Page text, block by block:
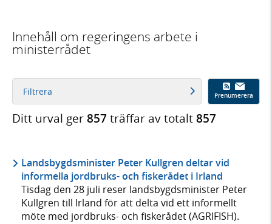
Innehåll om regeringens arbete i
ministerrådet
Filtrera Prenumerera
Ditt urval ger857 träffar av totalt857
Landsbygdsminister Peter Kullgren deltar vid
informella jordbruks- och fiskerådet i Irland
Tisdag den 28 juli reser landsbygdsminister Peter
Kullgren till Irland för att delta vid ett informellt
möte med jordbruks- och fiskerådet (AGRIFISH).